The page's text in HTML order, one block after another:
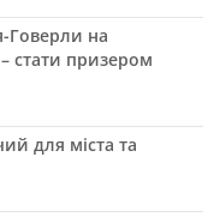
Говерли на
стати призером
для міста та